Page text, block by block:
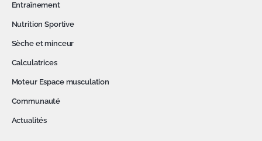
Entraînement
Nutrition Sportive
Sèche et minceur
Calculatrices
Moteur Espace musculation
Communauté
Actualités